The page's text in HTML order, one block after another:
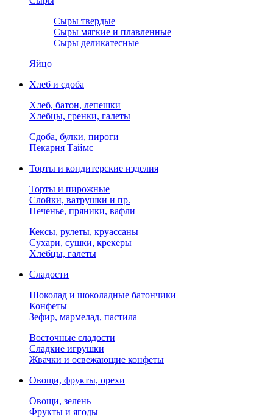
Сыры твердые
Сыры мягкие и плавленные
Сыры деликатесные
Яйцо
Хлеб и сдоба
Хлеб, батон, лепешки
Хлебцы, гренки, галеты
Сдоба, булки, пироги
Пекарня Таймс
Торты и кондитерские изделия
Торты и пирожные
Слойки, ватрушки и пр.
Печенье, пряники, вафли
Кексы, рулеты, круассаны
Сухари, сушки, крекеры
Хлебцы, галеты
Сладости
Шоколад и шоколадные батончики
Конфеты
Зефир, мармелад, пастила
Восточные сладости
Сладкие игрушки
Жвачки и освежающие конфеты
Овощи, фрукты, орехи
Овощи, зелень
Фрукты и ягоды